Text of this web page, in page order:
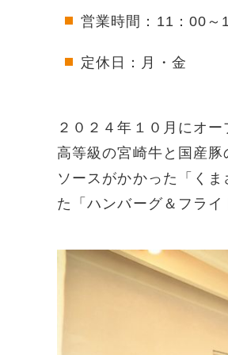
営業時間：11：00～
定休日：月・金
２０２４年１０月にオ
高等級の宮崎牛と国産
ソースがかかった「く
た「ハンバーグ＆フラ